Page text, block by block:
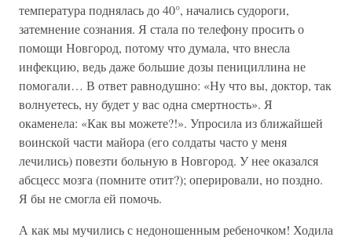
температура поднялась до 40°, начались судороги,
затемнение сознания. Я стала по телефону просить о
помощи Новгород, потому что думала, что внесла
инфекцию, ведь даже большие дозы пенициллина не
помогали… В ответ равнодушно: «Ну что вы, доктор, так
волнуетесь, ну будет у вас одна смертность». Я
окаменела: «Как вы можете?!». Упросила из ближайшей
воинской части майора (его солдаты часто у меня
лечились) повезти больную в Новгород. У нее оказался
абсцесс мозга (помните отит?); оперировали, но поздно.
Я бы не смогла ей помочь.
А как мы мучились с недоношенным ребеночком! Ходила